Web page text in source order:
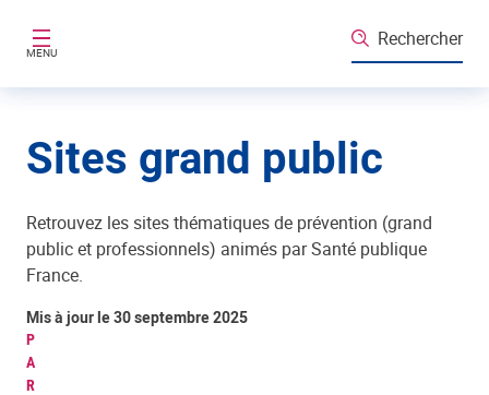
MENU
Rechercher
Sites grand public
Retrouvez les sites thématiques de prévention (grand
public et professionnels) animés par Santé publique
France.
P
A
R
Mis à jour le 30 septembre 2025